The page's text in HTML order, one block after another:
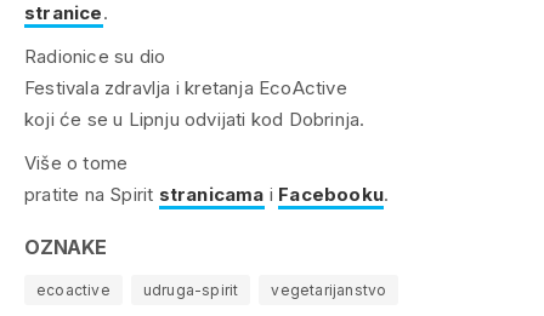
stranice.
Radionice su dio
Festivala zdravlja i kretanja EcoActive
koji će se u Lipnju odvijati kod Dobrinja.
Više o tome
pratite na Spirit stranicama i Facebooku.
OZNAKE
ecoactive udruga-spirit vegetarijanstvo